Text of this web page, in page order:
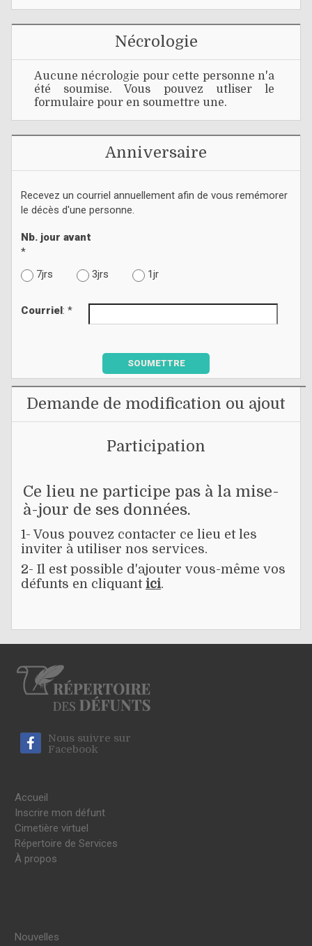
Nécrologie
Aucune nécrologie pour cette personne n'a
été soumise. Vous pouvez utliser le
formulaire pour en soumettre une.
Anniversaire
Recevez un courriel annuellement afin de vous remémorer
le décès d'une personne.
Nb. jour avant
*
7jrs
3jrs 1jr
Courriel : *
SOUMETTRE
Demande de modification ou ajout
Participation
Ce lieu ne participe pas à la mise-
à-jour de ses données.
1- Vous pouvez contacter ce lieu et les
inviter à utiliser nos services.
2- Il est possible d'ajouter vous-même vos
défunts en cliquant ici.
Nous suivre sur
Facebook
Accueil
Inscrire mon défunt
Cimetière virtuel
Répertoire de Services
À propos
Nouvelles